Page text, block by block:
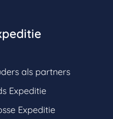
als partners
Expeditie
Expeditie